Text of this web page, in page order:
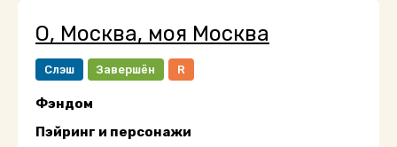
О, Москва, моя Москва
Слэш Завершён R
Фэндом
Пэйринг и персонажи